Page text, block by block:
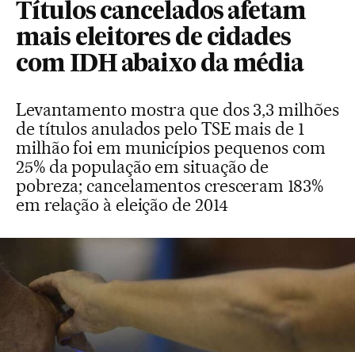
Títulos cancelados afetam
mais eleitores de cidades
com IDH abaixo da média
Levantamento mostra que dos 3,3 milhões
de títulos anulados pelo TSE mais de 1
milhão foi em municípios pequenos com
25% da população em situação de
pobreza; cancelamentos cresceram 183%
em relação à eleição de 2014